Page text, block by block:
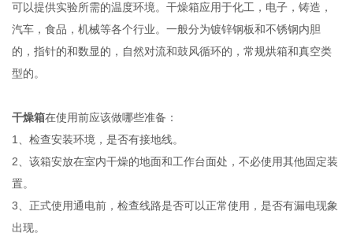
可以提供实验所需的温度环境。干燥箱应用于化工，电子，铸造，
汽车，食品，机械等各个行业。一般分为镀锌钢板和不锈钢内胆
的，指针的和数显的，自然对流和鼓风循环的，常规烘箱和真空类
型的。
干燥箱在使用前应该做哪些准备：
1、检查安装环境，是否有接地线。
2、该箱安放在室内干燥的地面和工作台面处，不必使用其他固定装
置。
3、正式使用通电前，检查线路是否可以正常使用，是否有漏电现象
出现。